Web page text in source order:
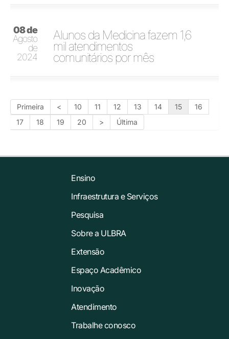
08 de
Agosto
de
2024
Alunos da Medicina fazem 1,6
mil atendimentos
comunitários por mês
Primeira < 10 11 12 13 14 15
16
17
18 19 20 > Última
Ensino
Infraestrutura e Serviços
Pesquisa
Sobre a ULBRA
Extensão
Espaço Acadêmico
Inovação
Atendimento
Trabalhe conosco